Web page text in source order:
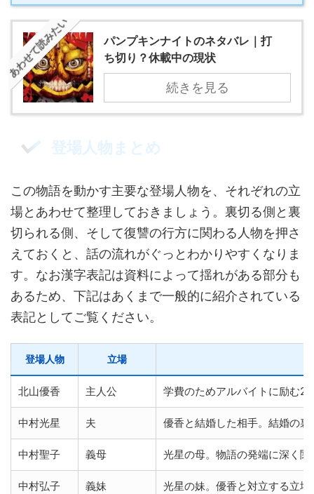
あわせて読みたい
パンプキンナイトのネタバレ｜打
ち切り？休載中の現状
続きを見る
登場人物まとめ
この物語を動かす主要な登場人物を、それぞれの立
場とあわせて整理しておきましょう。裏切る側と裏
切られる側、そして復讐の行方に関わる人物を押さ
えておくと、話の流れがぐっとわかりやすくなりま
す。なお漢字表記は資料によって揺れがある部分も
あるため、下記はあくまで一般的に紹介されている
表記としてご覧ください。
登場人物 立場
北山優香 主人公 学費のためアルバイトに励む
中村光星 夫 優香と結婚した相手。結婚の
中村聖子 義母 光星の母。物語の発端に深く関
中村弘子 義妹 光星の妹。優香と対立する立場